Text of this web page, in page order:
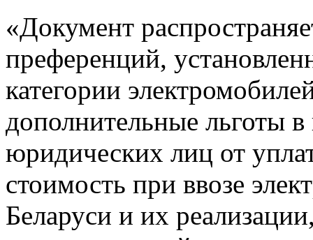
«Документ
преференций,
категории
дополнительные льготы
юридических лиц от
стоимость при ввозе
Беларуси и их